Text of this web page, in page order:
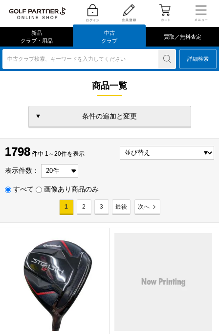
新品
クラブ・用品
中古
クラブ
買取／無料査定
中古クラブ検索、キーワードを入力してください 詳細検索
商品一覧
条件の追加と変更
1798 件
1798 件中 1～20件を表示
表示件数：
すべて 画像あり商品のみ
1 2 3 最後 次へ